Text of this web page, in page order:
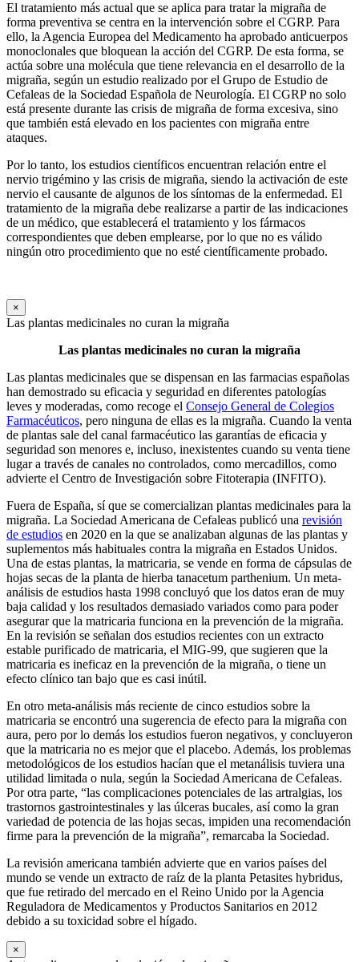
El tratamiento más actual que se aplica para tratar la migraña de
forma preventiva se centra en la intervención sobre el CGRP. Para
ello, la Agencia Europea del Medicamento ha aprobado anticuerpos
monoclonales que bloquean la acción del CGRP. De esta forma, se
actúa sobre una molécula que tiene relevancia en el desarrollo de la
migraña, según un estudio realizado por el Grupo de Estudio de
Cefaleas de la Sociedad Española de Neurología. El CGRP no solo
está presente durante las crisis de migraña de forma excesiva, sino
que también está elevado en los pacientes con migraña entre
ataques.
Por lo tanto, los estudios científicos encuentran relación entre el
nervio trigémino y las crisis de migraña, siendo la activación de este
nervio el causante de algunos de los síntomas de la enfermedad. El
tratamiento de la migraña debe realizarse a partir de las indicaciones
de un médico, que establecerá el tratamiento y los fármacos
correspondientes que deben emplearse, por lo que no es válido
ningún otro procedimiento que no esté científicamente probado.
×
Las plantas medicinales no curan la migraña
Las plantas medicinales no curan la migraña
Las plantas medicinales que se dispensan en las farmacias españolas
han demostrado su eficacia y seguridad en diferentes patologías
leves y moderadas, como recoge el Consejo General de Colegios
Farmacéuticos, pero ninguna de ellas es la migraña. Cuando la venta
de plantas sale del canal farmacéutico las garantías de eficacia y
seguridad son menores e, incluso, inexistentes cuando su venta tiene
lugar a través de canales no controlados, como mercadillos, como
advierte el Centro de Investigación sobre Fitoterapia (INFITO).
Fuera de España, sí que se comercializan plantas medicinales para la
migraña. La Sociedad Americana de Cefaleas publicó una revisión
de estudios en 2020 en la que se analizaban algunas de las plantas y
suplementos más habituales contra la migraña en Estados Unidos.
Una de estas plantas, la matricaria, se vende en forma de cápsulas de
hojas secas de la planta de hierba tanacetum parthenium. Un meta-
análisis de estudios hasta 1998 concluyó que los datos eran de muy
baja calidad y los resultados demasiado variados como para poder
asegurar que la matricaria funciona en la prevención de la migraña.
En la revisión se señalan dos estudios recientes con un extracto
estable purificado de matricaria, el MIG-99, que sugieren que la
matricaria es ineficaz en la prevención de la migraña, o tiene un
efecto clínico tan bajo que es casi inútil.
En otro meta-análisis más reciente de cinco estudios sobre la
matricaria se encontró una sugerencia de efecto para la migraña con
aura, pero por lo demás los estudios fueron negativos, y concluyeron
que la matricaria no es mejor que el placebo. Además, los problemas
metodológicos de los estudios hacían que el metanálisis tuviera una
utilidad limitada o nula, según la Sociedad Americana de Cefaleas.
Por otra parte, “las complicaciones potenciales de las artralgias, los
trastornos gastrointestinales y las úlceras bucales, así como la gran
variedad de potencia de las hojas secas, impiden una recomendación
firme para la prevención de la migraña”, remarcaba la Sociedad.
La revisión americana también advierte que en varios países del
mundo se vende un extracto de raíz de la planta Petasites hybridus,
que fue retirado del mercado en el Reino Unido por la Agencia
Reguladora de Medicamentos y Productos Sanitarios en 2012
debido a su toxicidad sobre el hígado.
×